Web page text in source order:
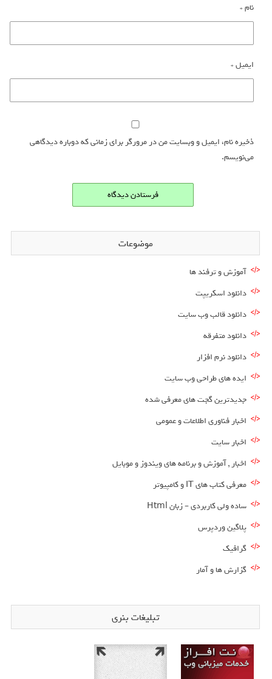
نام*
ایمیل*
ذخیره نام، ایمیل و وبسایت من در مرورگر برای زمانی که دوباره دیدگاهی
می‌نویسم.
موضوعات
آموزش و ترفند ها
دانلود اسکریپت
دانلود قالب وب سایت
دانلود متفرقه
دانلود نرم افزار
ایده های طراحی وب سایت
جدیدترین گجت های معرفی شده
اخبار فناوری اطلاعات و عمومی
اخبار سایت
اخبار , آموزش و برنامه های ویندوز و موبایل
معرفی کتاب های IT و کامپیوتر
ساده ولی کاربردی – زبان Html
پلاگین وردپرس
گرافیک
گزارش ها و آمار
تبلیغات بنری